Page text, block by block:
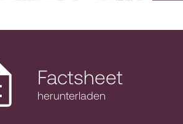
Factsheet
herunterladen